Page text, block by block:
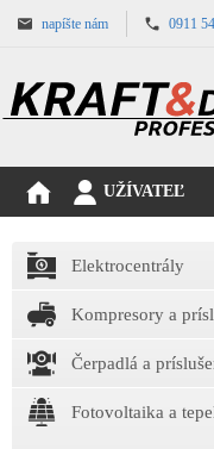
napíšte nám 0911
UŽÍVATEĽ
Elektrocentrály
Kompresory a
Čerpadlá a
Fotovoltaika a